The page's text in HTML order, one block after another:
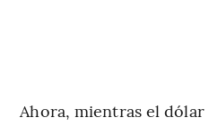
Ahora, mientras el